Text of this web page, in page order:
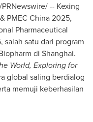
-- Kexing
PMEC China 2025,
Pharmaceutical
satu dari program
di Shanghai.
World, Exploring for
global saling berdialog
memuji keberhasilan